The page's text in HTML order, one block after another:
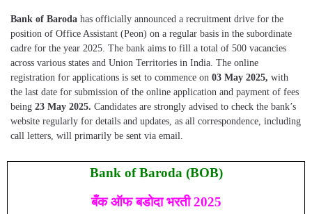
Bank of Baroda has officially announced a recruitment drive for the
position of Office Assistant (Peon) on a regular basis in the subordinate
cadre for the year 2025. The bank aims to fill a total of 500 vacancies
across various states and Union Territories in India. The online
registration for applications is set to commence on 03 May 2025, with
the last date for submission of the online application and payment of fees
being 23 May 2025. Candidates are strongly advised to check the bank’s
website regularly for details and updates, as all correspondence, including
call letters, will primarily be sent via email.
Bank of Baroda (BOB)
बँक ऑफ बडोदा भरती 2025